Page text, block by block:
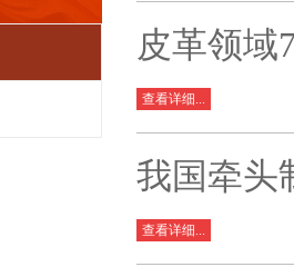
皮革领域
查看详细...
我国牵头
查看详细...